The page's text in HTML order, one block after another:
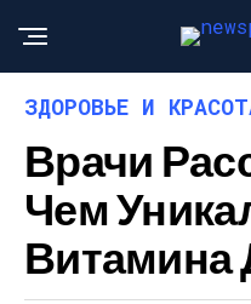
ЗДОРОВЬЕ И
Врачи
Чем
Витамина